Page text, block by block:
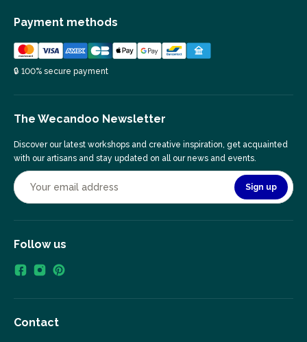
Payment methods
🔒 100% secure payment
The Wecandoo Newsletter
Discover our latest workshops and creative inspiration, get acquainted
with our artisans and stay updated on all our news and events.
Sign up
Follow us
Contact